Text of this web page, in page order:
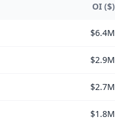
OI ($)
$6.4M
$2.9M
$2.7M
$1.8M